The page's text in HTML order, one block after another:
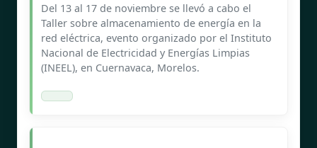
Del 13 al 17 de noviembre se llevó a cabo el
Taller sobre almacenamiento de energía en la
red eléctrica, evento organizado por el Instituto
Nacional de Electricidad y Energías Limpias
(INEEL), en Cuernavaca, Morelos.